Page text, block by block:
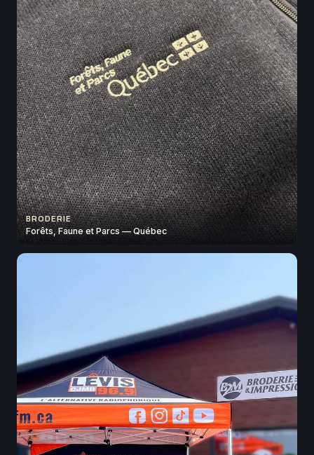
BRODERIE
Forêts, Faune et Parcs — Québec